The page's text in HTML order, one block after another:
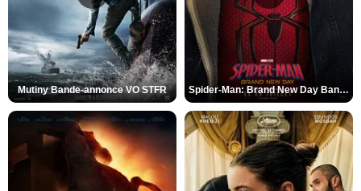
Mutiny Bande-annonce VO STFR Spider-Man: Brand New Day Bande-annonce VO STFR